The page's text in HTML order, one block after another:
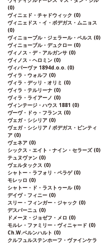
(0)
ヴィニェド・チャドウィック (0)
ヴィニェドス・イ・ボデガス・ムニョス
(0)
ヴィニョーブル・ジェラール・ペルス (0)
ヴィニョーブル・デュクロー (0)
ヴィノス・デ・アルガンサ (0)
ヴィノス・ヘロミン (0)
ヴィパーヴァ 1894d.o.o. (0)
ヴィラ・ウォルフ (0)
ヴィラ・デッリ・オリミ (0)
ヴィラ・テルリーナ (0)
ヴィラ・ライアーノ (0)
ヴィンテージ・ハウス 1881 (0)
ヴーヴ・ドゥ・フランス (0)
ヴェガ・シシリア (0)
ヴェガ・シシリア / ボデガス・ピンティ
ア (0)
ヴェネア (0)
シックス・エイト・ナイン・セラーズ (0)
テュヌヴァン (0)
ヴェルタックス (0)
シャトー・ラフォリ・ペラゲ (0)
モレッロ (0)
シャトー・ド・ラストゥール (0)
デイヴ・フィニー (0)
スリー・フィンガー・ジャック (0)
デスパーニュ (0)
ドメーヌ・ジョゼフ・メロ (0)
モルレ・ファミリー・ヴィニャード (0)
Ch.W.ベルンハルト (0)
クルフュルステンホーフ・ヴァインケラ